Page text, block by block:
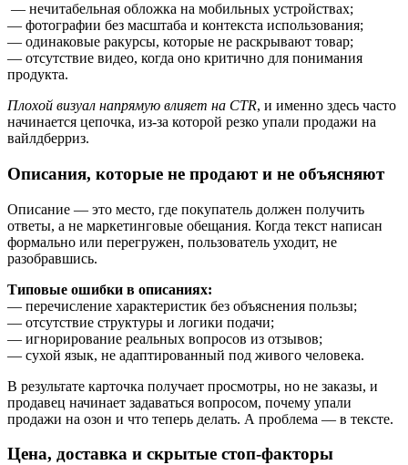
— нечитабельная обложка на мобильных устройствах;
— фотографии без масштаба и контекста использования;
— одинаковые ракурсы, которые не раскрывают товар;
— отсутствие видео, когда оно критично для понимания
продукта.
Плохой визуал напрямую влияет на CTR, и именно здесь часто
начинается цепочка, из-за которой резко упали продажи на
вайлдберриз.
Описания, которые не продают и не объясняют
Описание — это место, где покупатель должен получить
ответы, а не маркетинговые обещания. Когда текст написан
формально или перегружен, пользователь уходит, не
разобравшись.
Типовые ошибки в описаниях:
— перечисление характеристик без объяснения пользы;
— отсутствие структуры и логики подачи;
— игнорирование реальных вопросов из отзывов;
— сухой язык, не адаптированный под живого человека.
В результате карточка получает просмотры, но не заказы, и
продавец начинает задаваться вопросом, почему упали
продажи на озон и что теперь делать. А проблема — в тексте.
Цена, доставка и скрытые стоп-факторы